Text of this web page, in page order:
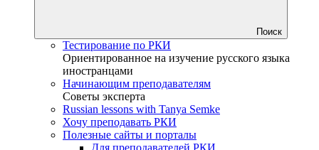
Поиск
Тестирование по РКИ
Ориентированное на изучение русского языка
иностранцами
Начинающим преподавателям
Советы эксперта
Russian lessons with Tanya Semke
Хочу преподавать РКИ
Полезные сайты и порталы
Для преподавателей РКИ